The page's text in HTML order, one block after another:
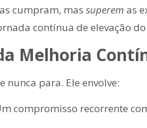
cumpram, mas superem as
contínua de elevação
Melhoria
nunca para. Ele envolve:
compromisso recorrente